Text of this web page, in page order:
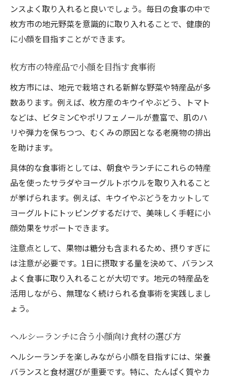
ンスよく取り入れると良いでしょう。毎日の食事の中で
枚方市の地元野菜を意識的に取り入れることで、健康的
に小顔を目指すことができます。
枚方市の特産品で小顔を目指す食事術
枚方市には、地元で栽培される新鮮な野菜や特産品が多
数あります。例えば、枚方産のキウイやぶどう、トマト
などは、ビタミンCやポリフェノールが豊富で、肌のハ
リや弾力を保ちつつ、むくみの原因となる老廃物の排出
を助けます。
具体的な食事術としては、朝食やランチにこれらの特産
品を使ったサラダやヨーグルトボウルを取り入れること
が挙げられます。例えば、キウイやぶどうをカットして
ヨーグルトにトッピングするだけで、美味しく手軽に小
顔効果をサポートできます。
注意点として、果物は糖分も含まれるため、摂りすぎに
は注意が必要です。1日に摂取する量を決めて、バランス
よく食事に取り入れることが大切です。地元の特産品を
活用しながら、無理なく続けられる食事術を実践しまし
ょう。
ヘルシーランチに合う小顔向け食材の選び方
ヘルシーランチを楽しみながら小顔を目指すには、栄養
バランスと食材選びが重要です。特に、たんぱく質やカ